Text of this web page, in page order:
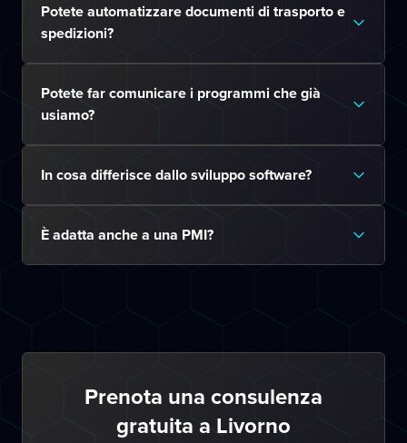
Potete automatizzare documenti di trasporto e
spedizioni?
Potete far comunicare i programmi che già
usiamo?
In cosa differisce dallo sviluppo software?
È adatta anche a una PMI?
Prenota una consulenza
gratuita a Livorno